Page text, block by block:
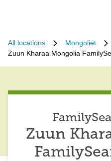
All locations Mongoliet
Zuun Kharaa Mongolia
Zuun